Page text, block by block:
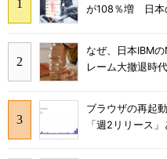
が108％増 日本
なぜ、日本IBM
レーム大撤退時
ブラウザの再起
「週2リリース